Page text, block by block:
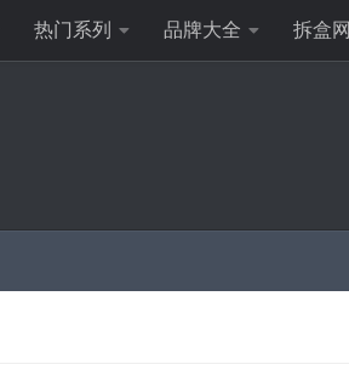
热门系列 品牌大全 拆盒